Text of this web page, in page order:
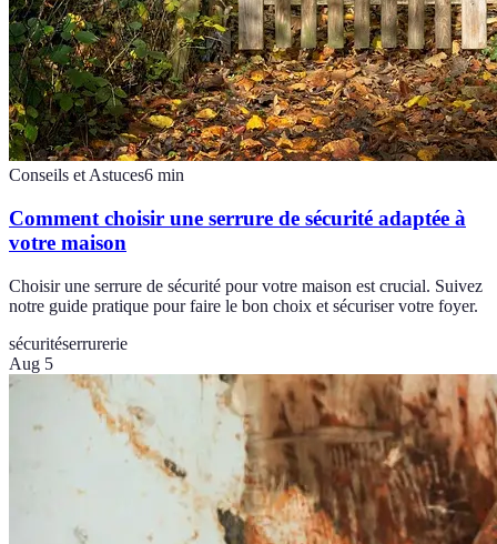
Conseils et Astuces6 min
Comment choisir une serrure de sécurité adaptée à
votre maison
Choisir une serrure de sécurité pour votre maison est crucial. Suivez
notre guide pratique pour faire le bon choix et sécuriser votre foyer.
sécuritéserrurerie
Aug 5